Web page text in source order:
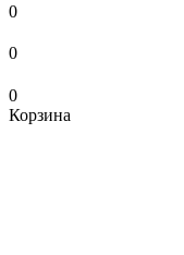
0
0
0
Корзина